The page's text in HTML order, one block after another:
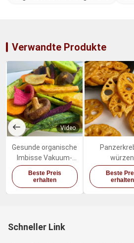
Verwandte Produkte
Video
Gesunde organische
Imbisse Vakuum-
Fried Dried Fruits
Vegetables Mixeds
Beste Preis
erhalten
würzen
Gemüse
Lotus Root
Beste
erhalten
Schneller Link